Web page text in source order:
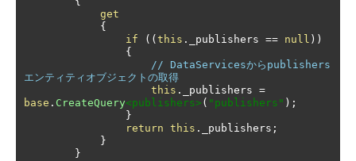
get
{
if
(( this . _publishers == null ))
{
// DataServicesからpublishers
エンティティオブジェクトの取得
this . _publishers =
base . CreateQuery<publishers> ( "publishers" );
}
return this . _publishers ;
}
}